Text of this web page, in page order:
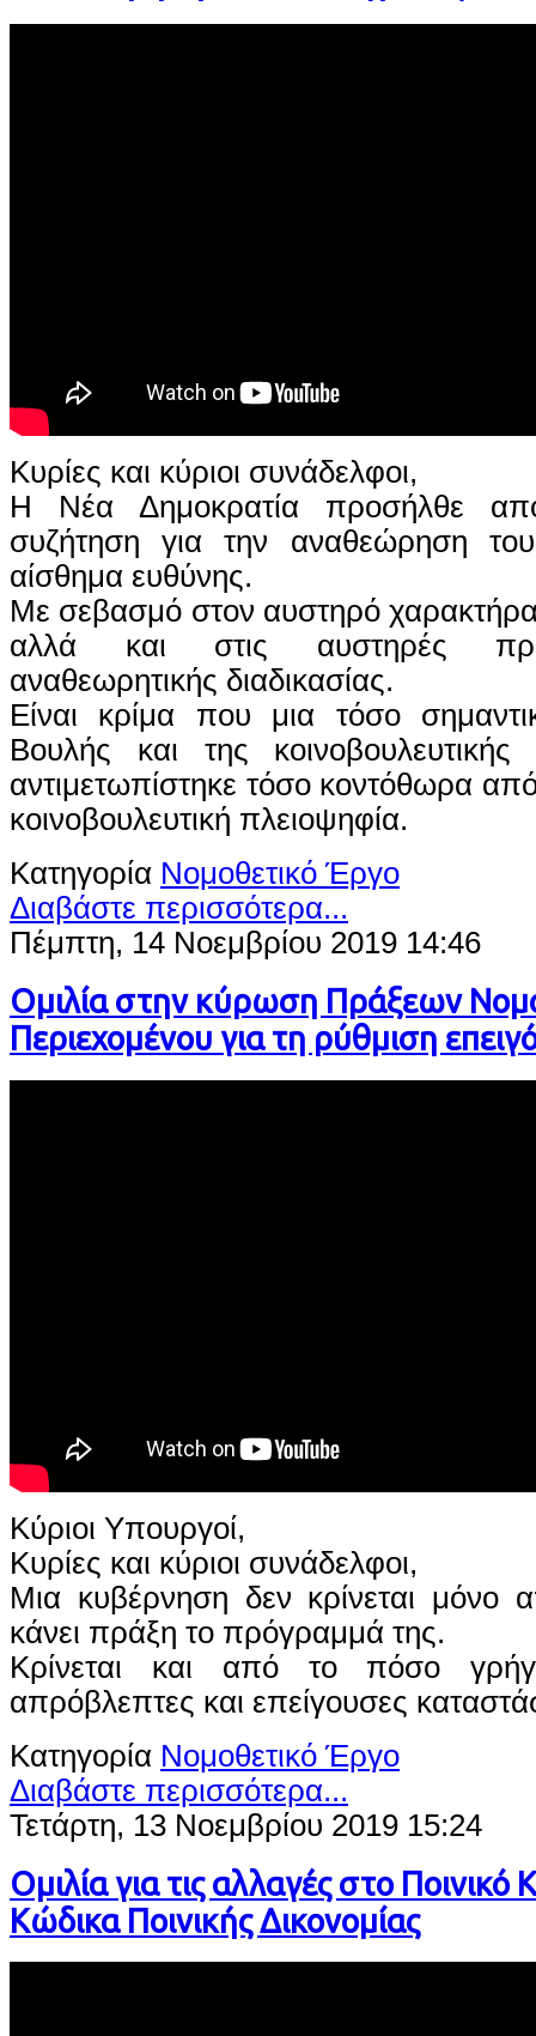
Κυρίες και κύριοι συνάδελφοι,
Η Νέα Δημοκρατία προσήλθε
συζήτηση για την αναθεώρηση
αίσθημα ευθύνης.
Με σεβασμό στον αυστηρό
αλλά και στις αυστηρές
αναθεωρητικής διαδικασίας.
Είναι κρίμα που μια τόσο
Βουλής και της
αντιμετωπίστηκε τόσο κοντόθωρα
κοινοβουλευτική πλειοψηφία.
Κατηγορία Νομοθετικό Έργο
Διαβάστε περισσότερα...
Πέμπτη, 14 Νοεμβρίου 2019 14:46
Ομιλία στην κύρωση Πράξεων
Περιεχομένου για τη ρύθμιση
Κύριοι Υπουργοί,
Κυρίες και κύριοι συνάδελφοι,
Μια κυβέρνηση δεν κρίνεται μόνο
κάνει πράξη το πρόγραμμά της.
Κρίνεται και από το πόσο
απρόβλεπτες και επείγουσες
Κατηγορία Νομοθετικό Έργο
Διαβάστε περισσότερα...
Τετάρτη, 13 Νοεμβρίου 2019 15:24
Ομιλία για τις αλλαγές στο Ποινικό
Κώδικα Ποινικής Δικονομίας